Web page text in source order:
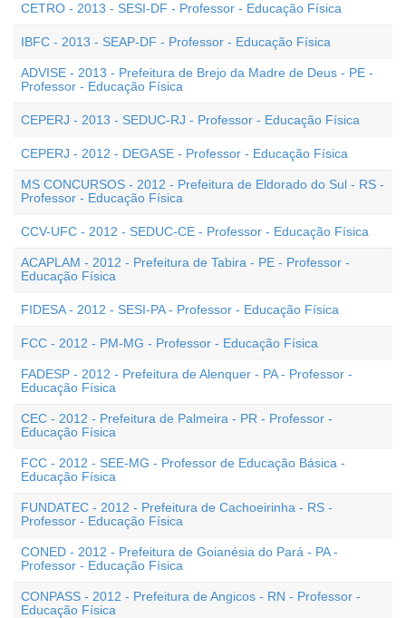
CETRO - 2013 - SESI-DF - Professor - Educação Física
IBFC - 2013 - SEAP-DF - Professor - Educação Física
ADVISE - 2013 - Prefeitura de Brejo da Madre de Deus - PE -
Professor - Educação Física
CEPERJ - 2013 - SEDUC-RJ - Professor - Educação Física
CEPERJ - 2012 - DEGASE - Professor - Educação Física
MS CONCURSOS - 2012 - Prefeitura de Eldorado do Sul - RS -
Professor - Educação Física
CCV-UFC - 2012 - SEDUC-CE - Professor - Educação Física
ACAPLAM - 2012 - Prefeitura de Tabira - PE - Professor -
Educação Física
FIDESA - 2012 - SESI-PA - Professor - Educação Física
FCC - 2012 - PM-MG - Professor - Educação Física
FADESP - 2012 - Prefeitura de Alenquer - PA - Professor -
Educação Física
CEC - 2012 - Prefeitura de Palmeira - PR - Professor -
Educação Física
FCC - 2012 - SEE-MG - Professor de Educação Básica -
Educação Física
FUNDATEC - 2012 - Prefeitura de Cachoeirinha - RS -
Professor - Educação Física
CONED - 2012 - Prefeitura de Goianésia do Pará - PA -
Professor - Educação Física
CONPASS - 2012 - Prefeitura de Angicos - RN - Professor -
Educação Física